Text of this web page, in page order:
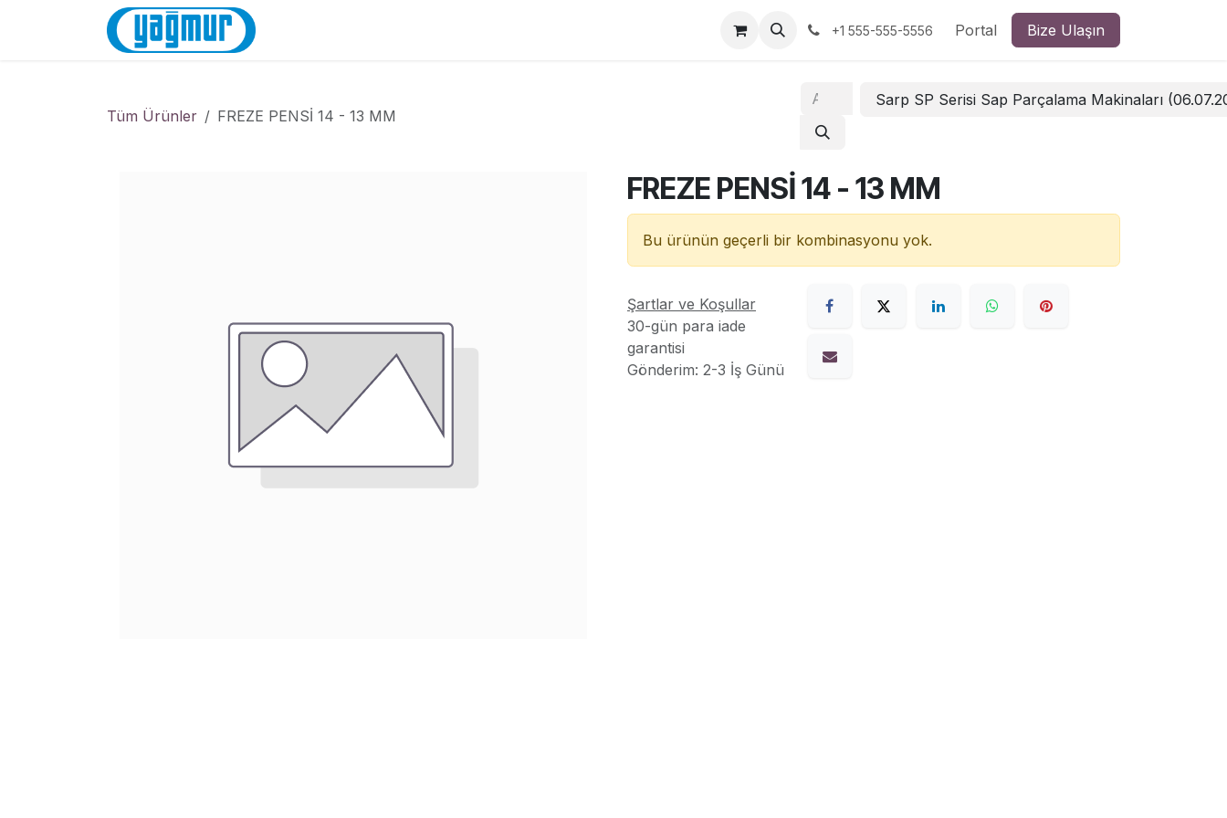
+1 555-555-5556 Portal Bize Ulaşın
Tüm Ürünler FREZE PENSİ 14 - 13 MM
Sarp SP Serisi Sap Parçalama Makinaları
FREZE PENSİ 14 - 13 MM
Bu ürünün geçerli bir kombinasyonu yok.
Şartlar ve Koşullar
30-gün para iade
garantisi
Gönderim: 2-3 İş Günü